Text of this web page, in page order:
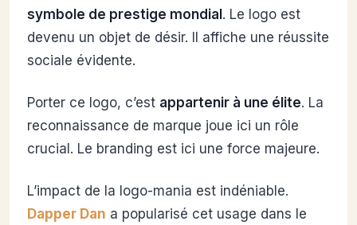
symbole de prestige mondial. Le logo est
devenu un objet de désir. Il affiche une réussite
sociale évidente.
Porter ce logo, c’est appartenir à une élite. La
reconnaissance de marque joue ici un rôle
crucial. Le branding est ici une force majeure.
L’impact de la logo-mania est indéniable.
Dapper Dan a popularisé cet usage dans le